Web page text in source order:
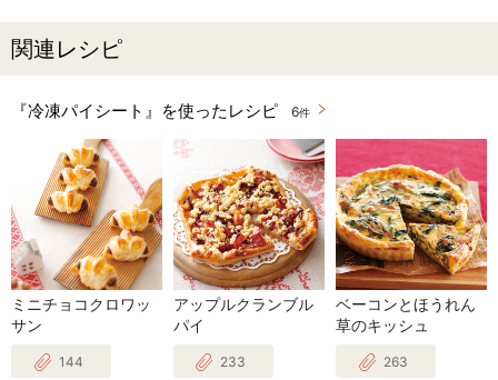
関連レシピ
『冷凍パイシート』を使ったレシピ 6件
ミニチョコクロワッ
サン
144
アップルクランブル
パイ
233
ベーコンとほうれん
草のキッシュ
263